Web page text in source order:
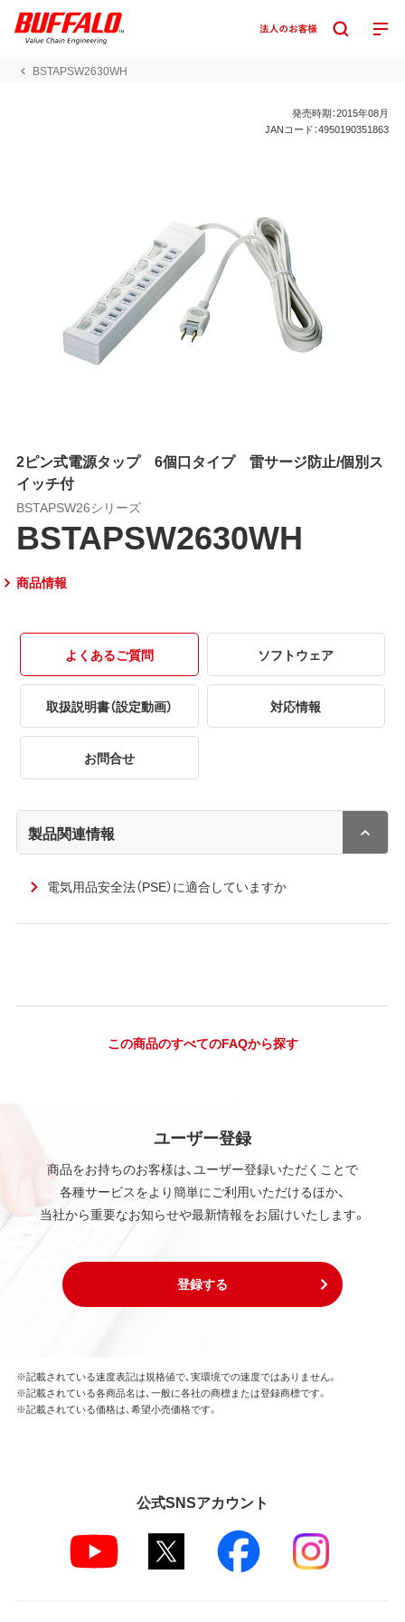
BSTAPSW2630WH
発売時期：2015年08月
JANコード：4950190351863
2ピン式電源タップ 6個口タイプ 雷サージ防止/個別ス
イッチ付
BSTAPSW26シリーズ
BSTAPSW2630WH
商品情報
よくあるご質問 ソフトウェア
取扱説明書（設定動画） 対応情報
お問合せ
製品関連情報
電気用品安全法（PSE）に適合していますか
この商品のすべてのFAQから探す
ユーザー登録
商品をお持ちのお客様は、ユーザー登録いただくことで
各種サービスをより簡単にご利用いただけるほか、
当社から重要なお知らせや最新情報をお届けいたします。
登録する
※記載されている速度表記は規格値で、実環境での速度ではありません。
※記載されている各商品名は、一般に各社の商標または登録商標です。
※記載されている価格は、希望小売価格です。
公式SNSアカウント